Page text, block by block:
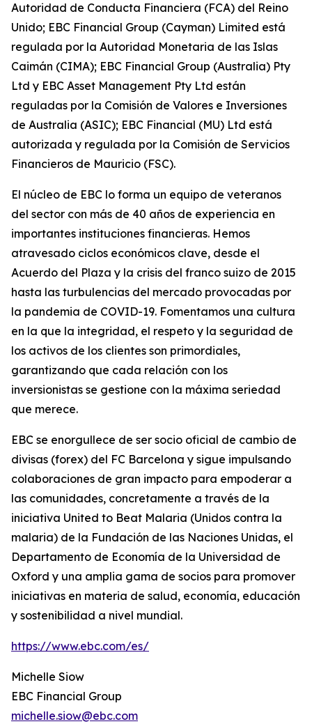
Autoridad de Conducta Financiera (FCA) del Reino
Unido; EBC Financial Group (Cayman) Limited está
regulada por la Autoridad Monetaria de las Islas
Caimán (CIMA); EBC Financial Group (Australia) Pty
Ltd y EBC Asset Management Pty Ltd están
reguladas por la Comisión de Valores e Inversiones
de Australia (ASIC); EBC Financial (MU) Ltd está
autorizada y regulada por la Comisión de Servicios
Financieros de Mauricio (FSC).
El núcleo de EBC lo forma un equipo de veteranos
del sector con más de 40 años de experiencia en
importantes instituciones financieras. Hemos
atravesado ciclos económicos clave, desde el
Acuerdo del Plaza y la crisis del franco suizo de 2015
hasta las turbulencias del mercado provocadas por
la pandemia de COVID-19. Fomentamos una cultura
en la que la integridad, el respeto y la seguridad de
los activos de los clientes son primordiales,
garantizando que cada relación con los
inversionistas se gestione con la máxima seriedad
que merece.
EBC se enorgullece de ser socio oficial de cambio de
divisas (forex) del FC Barcelona y sigue impulsando
colaboraciones de gran impacto para empoderar a
las comunidades, concretamente a través de la
iniciativa United to Beat Malaria (Unidos contra la
malaria) de la Fundación de las Naciones Unidas, el
Departamento de Economía de la Universidad de
Oxford y una amplia gama de socios para promover
iniciativas en materia de salud, economía, educación
y sostenibilidad a nivel mundial.
https://www.ebc.com/es/
Michelle Siow
EBC Financial Group
michelle.siow@ebc.com